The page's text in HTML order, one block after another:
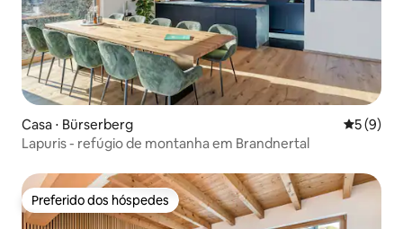
Casa ⋅ Bürserberg 5 de
5 (9)
Lapuris - refúgio de montanha em Brandnertal
Preferido dos hóspedes
Preferido dos hóspedes